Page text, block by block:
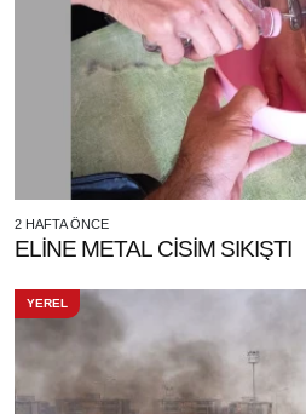
2 HAFTA ÖNCE
ELİNE METAL CİSİM SIKIŞTI
YEREL